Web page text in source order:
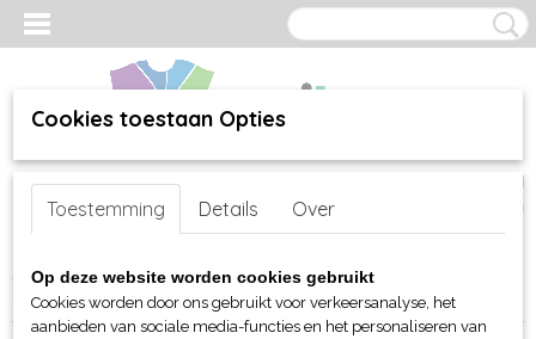
Inloggen Registreren
(0)
Home >webshop>Per merk >Myrtle Beach hoofd-handen
> Myrtle Beacxh 6 panelen Functie cap
Cookies toestaan Opties
Toestemming Details Over
Op deze website worden cookies gebruikt
Cookies worden door ons gebruikt voor verkeersanalyse, het
aanbieden van sociale media-functies en het personaliseren van